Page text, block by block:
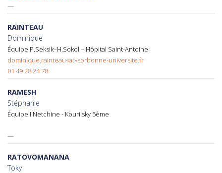
—
RAINTEAU
Dominique
Équipe P.Seksik–H.Sokol – Hôpital Saint-Antoine
dominique.rainteau«at»sorbonne-universite.fr
01 49 28 24 78
RAMESH
Stéphanie
Équipe I.Netchine - Kourilsky 5ème
—
RATOVOMANANA
Toky